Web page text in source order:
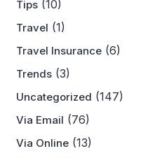
Tips (10)
Travel (1)
Travel Insurance (6)
Trends (3)
Uncategorized (147)
Via Email (76)
Via Online (13)